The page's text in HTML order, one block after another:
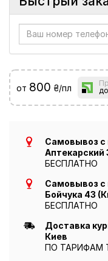
от 800 ₴/пл
Самовывоз с
Аптекарский
БЕСПЛАТНО
Самовывоз с
Бойчука 43
БЕСПЛАТНО
Доставка
Киев
ПО ТАРИФАМ